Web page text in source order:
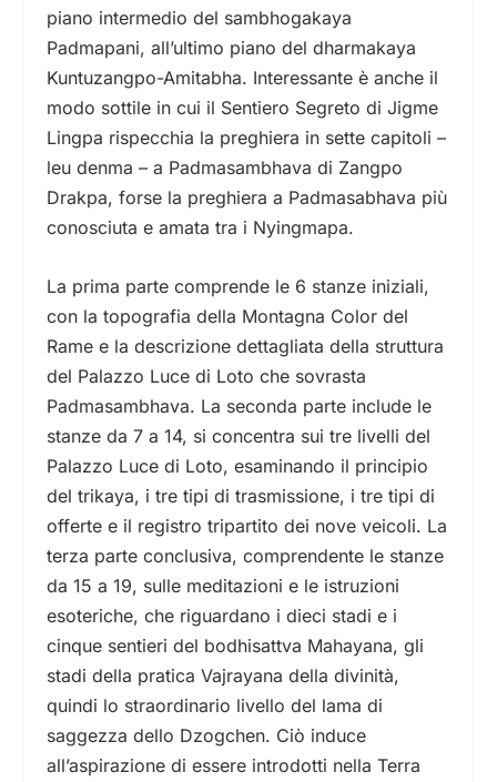
piano intermedio del sambhogakaya
Padmapani, all’ultimo piano del dharmakaya
Kuntuzangpo-Amitabha. Interessante è anche il
modo sottile in cui il Sentiero Segretodi Jigme
Lingpa rispecchia la preghiera in sette capitoli –
leu denma – a Padmasambhava di Zangpo
Drakpa, forse la preghiera a Padmasabhava più
conosciuta e amata tra i Nyingmapa.
La prima parte comprende le 6 stanze iniziali,
con la topografia della Montagna Color del
Rame e la descrizione dettagliata della struttura
del Palazzo Luce di Loto che sovrasta
Padmasambhava. La seconda parte include le
stanze da 7 a 14, si concentra sui tre livelli del
Palazzo Luce di Loto, esaminando il principio
del trikaya, i tre tipi di trasmissione, i tre tipi di
offerte e il registro tripartito dei nove veicoli. La
terza parte conclusiva, comprendente le stanze
da 15 a 19, sulle meditazioni e le istruzioni
esoteriche, che riguardano i dieci stadi e i
cinque sentieri del bodhisattva Mahayana, gli
stadi della pratica Vajrayana della divinità,
quindi lo straordinario livello del lama di
saggezza dello Dzogchen. Ciò induce
all’aspirazione di essere introdotti nella Terra